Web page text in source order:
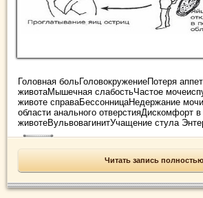
Головная больГоловокружениеПотеря
животаМышечная слабостьЧастое
животе справаБессонницаНедержание
области анального отверстияДискомфорт в
животеВульвовагинитУчащение стула
Читать запись полностью